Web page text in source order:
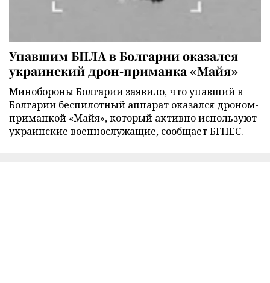
Упавшим БПЛА в Болгарии оказался
украинский дрон-приманка «Майя»
Минобороны Болгарии заявило, что упавший в
Болгарии беспилотный аппарат оказался дроном-
приманкой «Майя», который активно используют
украинские военнослужащие, сообщает БГНЕС.